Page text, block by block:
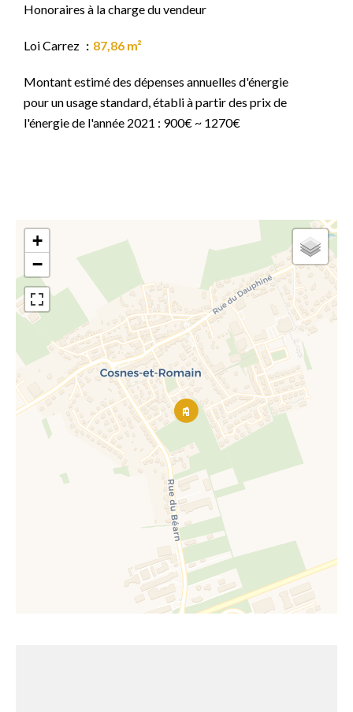
Honoraires à la charge du vendeur
Loi Carrez 87,86 m²
Montant estimé des dépenses annuelles d'énergie
pour un usage standard, établi à partir des prix de
l'énergie de l'année 2021 : 900€ ~ 1270€
+
−